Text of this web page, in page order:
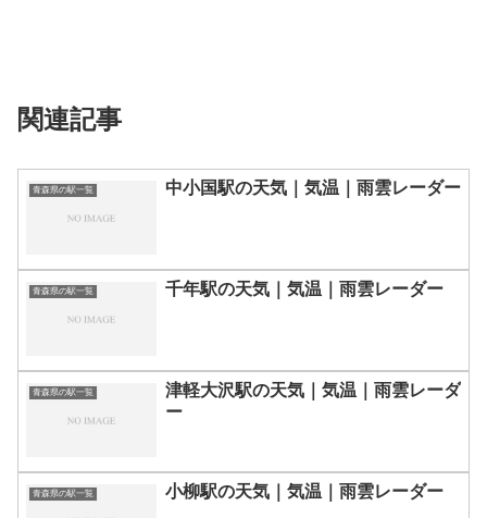
関連記事
青森県の駅一覧 中小国駅の天気｜気温｜雨雲レーダー
青森県の駅一覧 千年駅の天気｜気温｜雨雲レーダー
青森県の駅一覧
津軽大沢駅の天気｜気温｜雨雲レーダ
ー
青森県の駅一覧 小柳駅の天気｜気温｜雨雲レーダー